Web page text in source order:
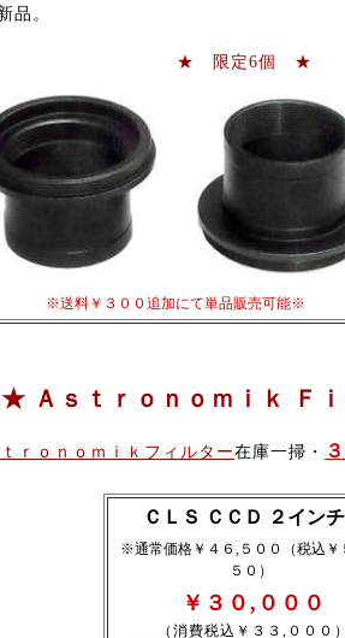
品。
限定6個 ★
※送料￥３００追加にて単品販売可能※
★ Ａｓｔｒｏｎｏｍｉｋ Ｆ
ｒｏｎｏｍｉｋフィルター在庫一掃・
ＣＬＳ ＣＣＤ ２イン
※通常価格￥４６,５００（税込￥
５０）
￥３０,０００
（消費税込￥３３,０００